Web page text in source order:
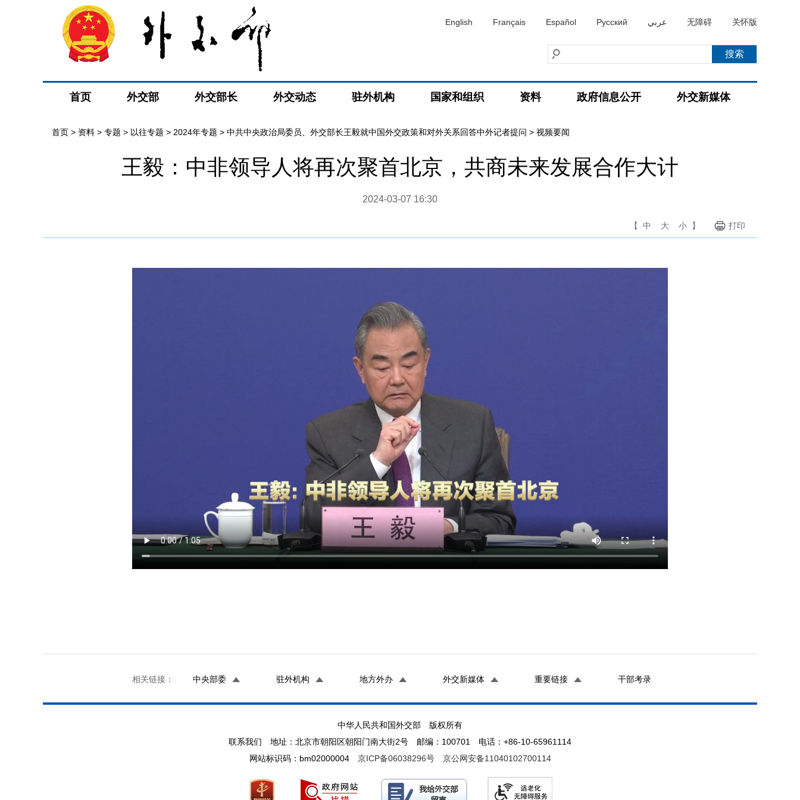
English Français Español Русский عربي 无障碍 关怀版
首页 外交部 外交部长 外交动态 驻外机构 国家和组织 资料 政府信息公开 外交新媒体
首页 > 资料 > 专题 > 以往专题 > 2024年专题 > 中共中央政治局委员、外交部长王毅就中国外交政策和对外关系回答中外记者提问 > 视频要闻
王毅：中非领导人将再次聚首北京，共商未来发展合作大计
2024-03-07 16:30
【 中 大 小 】 打印
相关链接： 中央部委 驻外机构 地方外办 外交新媒体 重要链接 干部考录
中华人民共和国外交部 版权所有
联系我们 地址：北京市朝阳区朝阳门南大街2号 邮编：100701 电话：+86-10-65961114
网站标识码：bm02000004 京ICP备06038296号 京公网安备11040102700114